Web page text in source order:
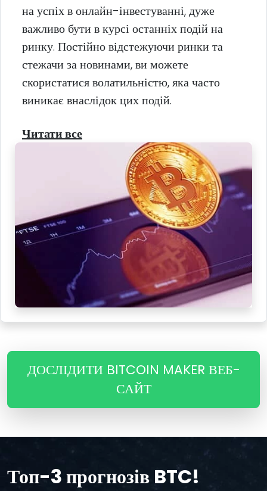
на успіх в онлайн-інвестуванні, дуже
важливо бути в курсі останніх подій на
ринку. Постійно відстежуючи ринки та
стежачи за новинами, ви можете
скористатися волатильністю, яка часто
виникає внаслідок цих подій.
Читати все
ДОСЛІДИТИ BITCOIN MAKER ВЕБ-
САЙТ
Топ-3 прогнозів BTC!